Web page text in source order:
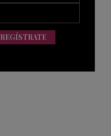
REGÍSTRATE